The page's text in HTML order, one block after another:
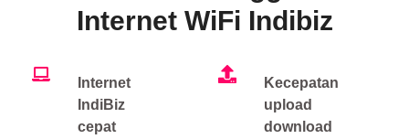
Internet WiFi Indibiz
Internet
IndiBiz
cepat
Kecepatan
upload
download